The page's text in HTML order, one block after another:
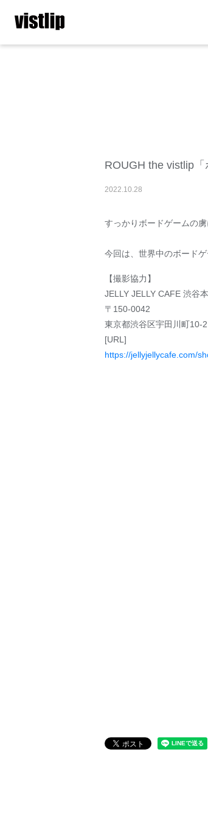
ROUGH the vistlip
2022.10.28
すっかりボードゲームの虜
今回は、世界中のボード
【撮影協力】
JELLY JELLY CAFE 渋谷
〒150-0042
東京都渋谷区宇田川町10-
[URL]
https://jellyjellycafe.com/